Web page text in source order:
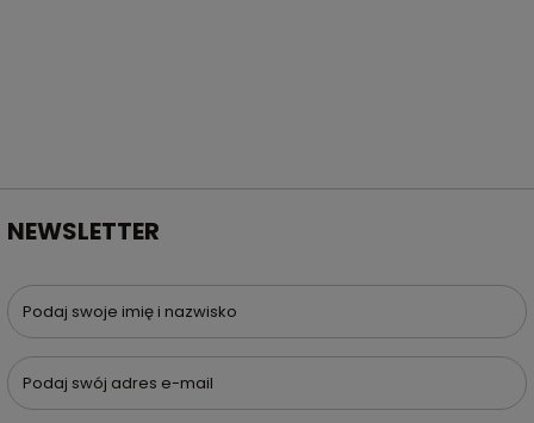
NEWSLETTER
Podaj swoje imię i nazwisko
Podaj swój adres e-mail